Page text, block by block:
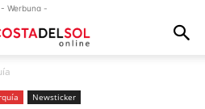
- Werbung -
Newsticker